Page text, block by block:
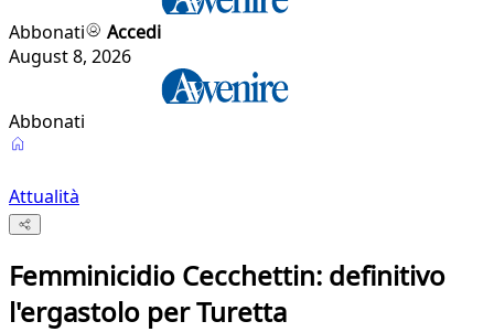
Abbonati
Accedi
August 8, 2026
Abbonati
Attualità
Femminicidio Cecchettin: definitivo
l'ergastolo per Turetta